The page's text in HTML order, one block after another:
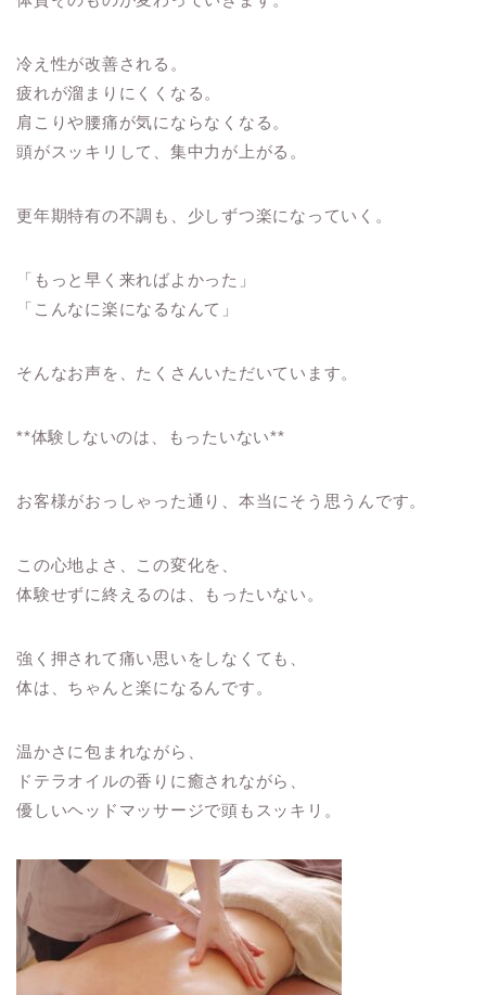
冷え性が改善される。
疲れが溜まりにくくなる。
肩こりや腰痛が気にならなくなる。
頭がスッキリして、集中力が上がる。
更年期特有の不調も、少しずつ楽になっていく。
「もっと早く来ればよかった」
「こんなに楽になるなんて」
そんなお声を、たくさんいただいています。
**体験しないのは、もったいない**
お客様がおっしゃった通り、本当にそう思うんです。
この心地よさ、この変化を、
体験せずに終えるのは、もったいない。
強く押されて痛い思いをしなくても、
体は、ちゃんと楽になるんです。
温かさに包まれながら、
ドテラオイルの香りに癒されながら、
優しいヘッドマッサージで頭もスッキリ。